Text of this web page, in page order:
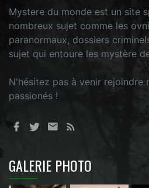
Mystere du monde est un site
nombreux sujet comme les
paranormaux, dossiers
sujet qui entoure les mystère
N'hésitez pas à venir rejoindre
passionés !
GALERIE PHOTO